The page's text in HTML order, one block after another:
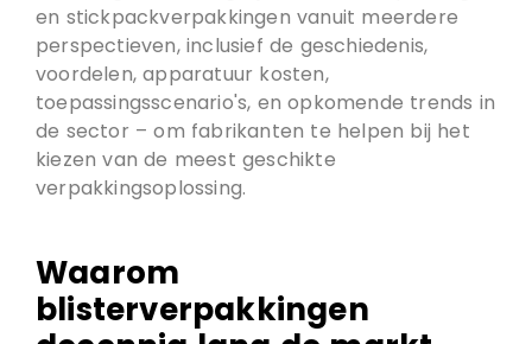
en stickpackverpakkingen vanuit meerdere
perspectieven, inclusief de geschiedenis,
voordelen, apparatuur kosten,
toepassingsscenario's, en opkomende trends in
de sector – om fabrikanten te helpen bij het
kiezen van de meest geschikte
verpakkingsoplossing.
Waarom
blisterverpakkingen